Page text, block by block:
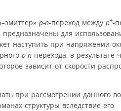
p-n-переход между р+-
для
наступить при напряжении
p-n-перехода, в результате
зависит от скорости
при рассмотрении данного
структуры вследствие его